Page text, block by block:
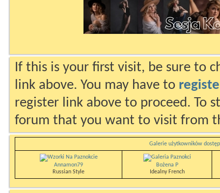
If this is your first visit, be sure to
link above. You may have to
register link above to proceed. To
forum that you want to visit from
Galerie użytkowników
Annamon79
Russian Style
Bożena P
Idealny French